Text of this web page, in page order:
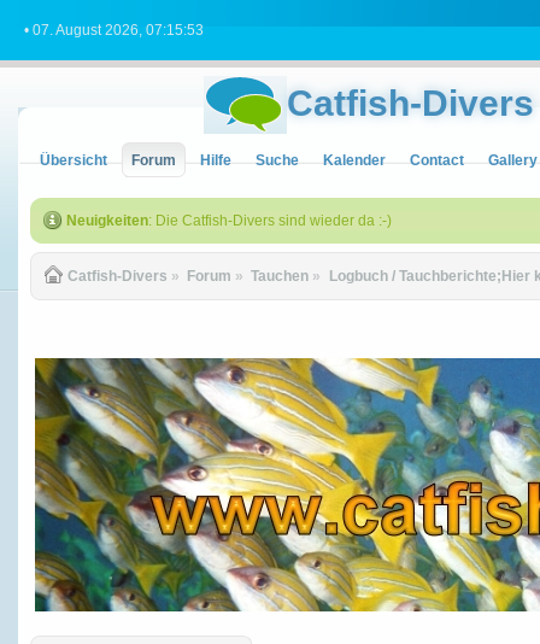
• 07. August 2026, 07:15:53
Catfish-Divers
Übersicht Forum Hilfe Suche Kalender Contact Gallery
Neuigkeiten: Die Catfish-Divers sind wieder da :-)
Catfish-Divers » Forum » Tauchen » Logbuch / Tauchberichte;Hier